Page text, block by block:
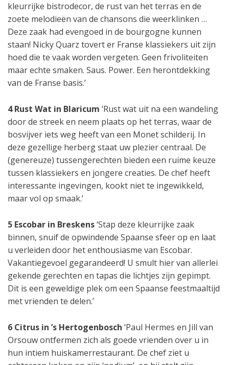
kleurrijke bistrodecor, de rust van het terras en de
zoete melodieën van de chansons die weerklinken …
Deze zaak had evengoed in de bourgogne kunnen
staan! Nicky Quarz tovert er Franse klassiekers uit zijn
hoed die te vaak worden vergeten. Geen frivoliteiten
maar echte smaken. Saus. Power. Een herontdekking
van de Franse basis.’
4 Rust Wat in Blaricum ‘Rust wat uit na een wandeling
door de streek en neem plaats op het terras, waar de
bosvijver iets weg heeft van een Monet schilderij. In
deze gezellige herberg staat uw plezier centraal. De
(genereuze) tussengerechten bieden een ruime keuze
tussen klassiekers en jongere creaties. De chef heeft
interessante ingevingen, kookt niet te ingewikkeld,
maar vol op smaak.’
5 Escobar in Breskens‘Stap deze kleurrijke zaak
binnen, snuif de opwindende Spaanse sfeer op en laat
u verleiden door het enthousiasme van Escobar.
Vakantiegevoel gegarandeerd! U smult hier van allerlei
gekende gerechten en tapas die lichtjes zijn gepimpt.
Dit is een geweldige plek om een Spaanse feestmaaltijd
met vrienden te delen.’
6 Citrus in ’s Hertogenbosch ‘Paul Hermes en Jill van
Orsouw ontfermen zich als goede vrienden over u in
hun intiem huiskamerrestaurant. De chef ziet u